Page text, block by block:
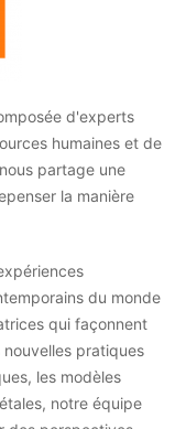
d'experts
humaines et de
partage une
la manière
du monde
qui façonnent
pratiques
les modèles
notre équipe